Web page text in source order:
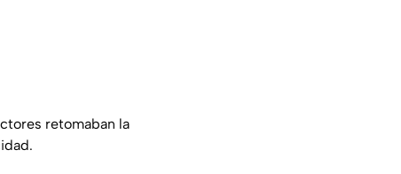
retomaban la